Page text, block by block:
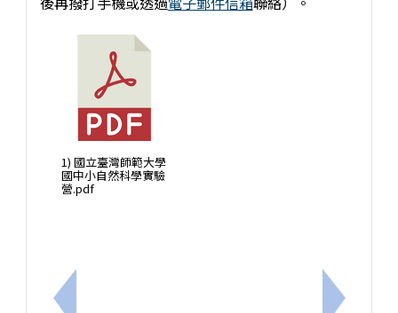
1) 國立臺灣師範大學
國中小自然科學實驗
營.pdf